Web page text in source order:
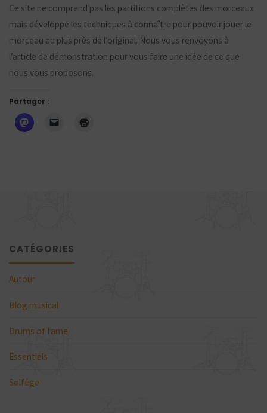
Ce site ne comprend pas les partitions complètes des morceaux
mais développe les techniques à connaître pour pouvoir jouer le
morceau au plus près de l’original. Nous vous renvoyons à
l’article de démonstration pour vous faire une idée de ce que
nous vous proposons.
Partager :
CATÉGORIES
Autour
Blog musical
Drums of fame
Essentiels
Solfége